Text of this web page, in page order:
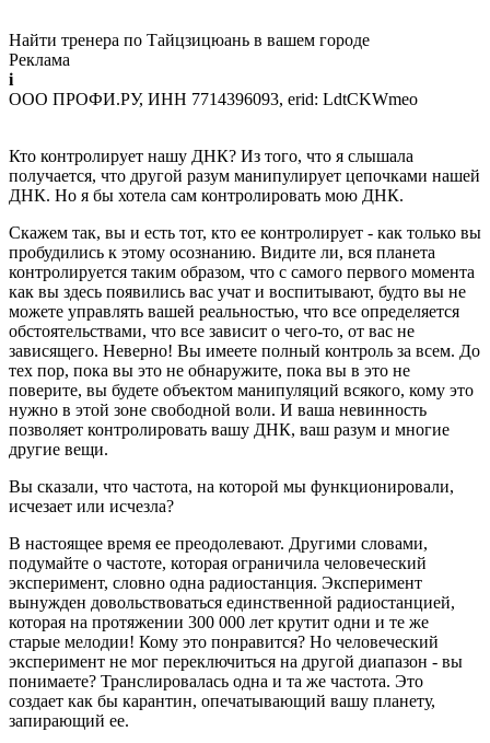
Найти тренера по Тайцзицюань в вашем городе
Реклама
i
ООО ПРОФИ.РУ, ИНН 7714396093, erid: LdtCKWmeo
Кто контролирует нашу ДНК? Из того, что я слышала
получается, что другой разум манипулирует цепочками нашей
ДНК. Но я бы хотела сам контролировать мою ДНК.
Скажем так, вы и есть тот, кто ее контролирует - как только вы
пробудились к этому осознанию. Видите ли, вся планета
контролируется таким образом, что с самого первого момента
как вы здесь появились вас учат и воспитывают, будто вы не
можете управлять вашей реальностью, что все определяется
обстоятельствами, что все зависит о чего-то, от вас не
зависящего. Неверно! Вы имеете полный контроль за всем. До
тех пор, пока вы это не обнаружите, пока вы в это не
поверите, вы будете объектом манипуляций всякого, кому это
нужно в этой зоне свободной воли. И ваша невинность
позволяет контролировать вашу ДНК, ваш разум и многие
другие вещи.
Вы сказали, что частота, на которой мы функционировали,
исчезает или исчезла?
В настоящее время ее преодолевают. Другими словами,
подумайте о частоте, которая ограничила человеческий
эксперимент, словно одна радиостанция. Эксперимент
вынужден довольствоваться единственной радиостанцией,
которая на протяжении 300 000 лет крутит одни и те же
старые мелодии! Кому это понравится? Но человеческий
эксперимент не мог переключиться на другой диапазон - вы
понимаете? Транслировалась одна и та же частота. Это
создает как бы карантин, опечатывающий вашу планету,
запирающий ее.